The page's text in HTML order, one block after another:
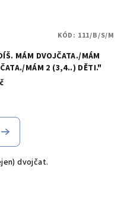
MÁM DVOJČATA./MÁM
MÁM 2 (3,4..) DĚTI."
dvojčat.
KÓD: 111/B/S/M